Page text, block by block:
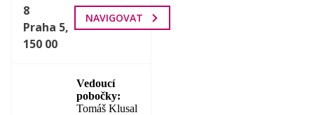
8
Praha 5,
150 00
NAVIGOVAT
Vedoucí
pobočky
Tomáš Klusal